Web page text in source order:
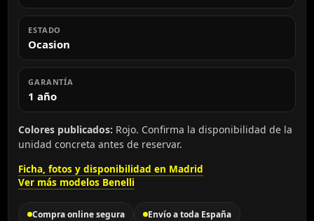
ESTADO
Ocasion
GARANTÍA
1 año
Colores publicados: Rojo. Confirma la disponibilidad de la
unidad concreta antes de reservar.
Ficha, fotos y disponibilidad en Madrid
Ver más modelos Benelli
Compra online segura Envío a toda España